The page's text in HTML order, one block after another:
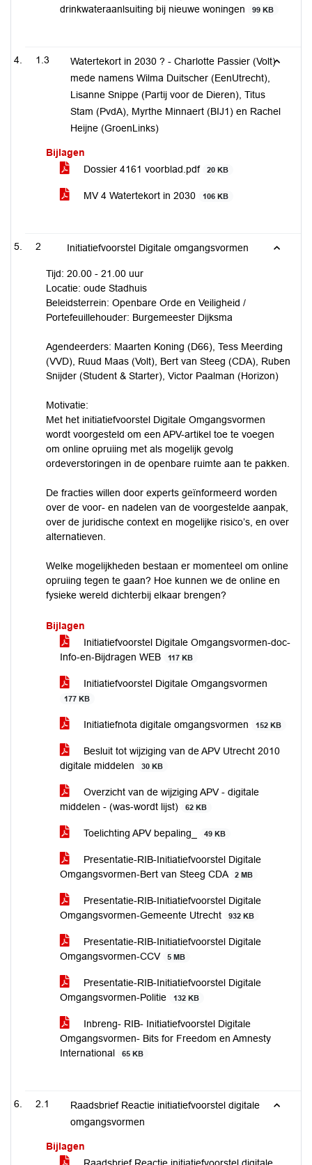
drinkwateraanlsuiting bij nieuwe woningen
99 KB
1.3
Watertekort in 2030 ? - Charlotte Passier (Volt)
mede namens Wilma Duitscher (EenUtrecht),
Lisanne Snippe (Partij voor de Dieren), Titus
Stam (PvdA), Myrthe Minnaert (BIJ1) en Rachel
Heijne (GroenLinks)
Bijlagen
Dossier 4161 voorblad.pdf
20 KB
MV 4 Watertekort in 2030 106 KB
2 Initiatiefvoorstel Digitale omgangsvormen
Tijd: 20.00 - 21.00 uur
Locatie: oude Stadhuis
Beleidsterrein: Openbare Orde en Veiligheid /
Portefeuillehouder: Burgemeester Dijksma
Agendeerders: Maarten Koning (D66), Tess Meerding
(VVD), Ruud Maas (Volt), Bert van Steeg (CDA), Ruben
Snijder (Student & Starter), Victor Paalman (Horizon)
Motivatie:
Met het initiatiefvoorstel Digitale Omgangsvormen
wordt voorgesteld om een APV-artikel toe te voegen
om online opruiing met als mogelijk gevolg
ordeverstoringen in de openbare ruimte aan te pakken.
De fracties willen door experts geïnformeerd worden
over de voor- en nadelen van de voorgestelde aanpak,
over de juridische context en mogelijke risico’s, en over
alternatieven.
Welke mogelijkheden bestaan er momenteel om online
opruiing tegen te gaan? Hoe kunnen we de online en
fysieke wereld dichterbij elkaar brengen?
Bijlagen
Initiatiefvoorstel Digitale Omgangsvormen-doc-
Info-en-Bijdragen WEB
117 KB
Initiatiefvoorstel Digitale Omgangsvormen
177 KB
Initiatiefnota digitale omgangsvormen 152 KB
Besluit tot wijziging van de APV Utrecht 2010
digitale middelen
30 KB
Overzicht van de wijziging APV - digitale
middelen - (was-wordt lijst)
62 KB
Toelichting APV bepaling_ 49 KB
Presentatie-RIB-Initiatiefvoorstel Digitale
Omgangsvormen-Bert van Steeg CDA
2 MB
Presentatie-RIB-Initiatiefvoorstel Digitale
Omgangsvormen-Gemeente Utrecht
932 KB
Presentatie-RIB-Initiatiefvoorstel Digitale
Omgangsvormen-CCV
5 MB
Presentatie-RIB-Initiatiefvoorstel Digitale
Omgangsvormen-Politie
132 KB
Inbreng- RIB- Initiatiefvoorstel Digitale
Omgangsvormen- Bits for Freedom en Amnesty
International
65 KB
2.1
Raadsbrief Reactie initiatiefvoorstel digitale
omgangsvormen
Bijlagen